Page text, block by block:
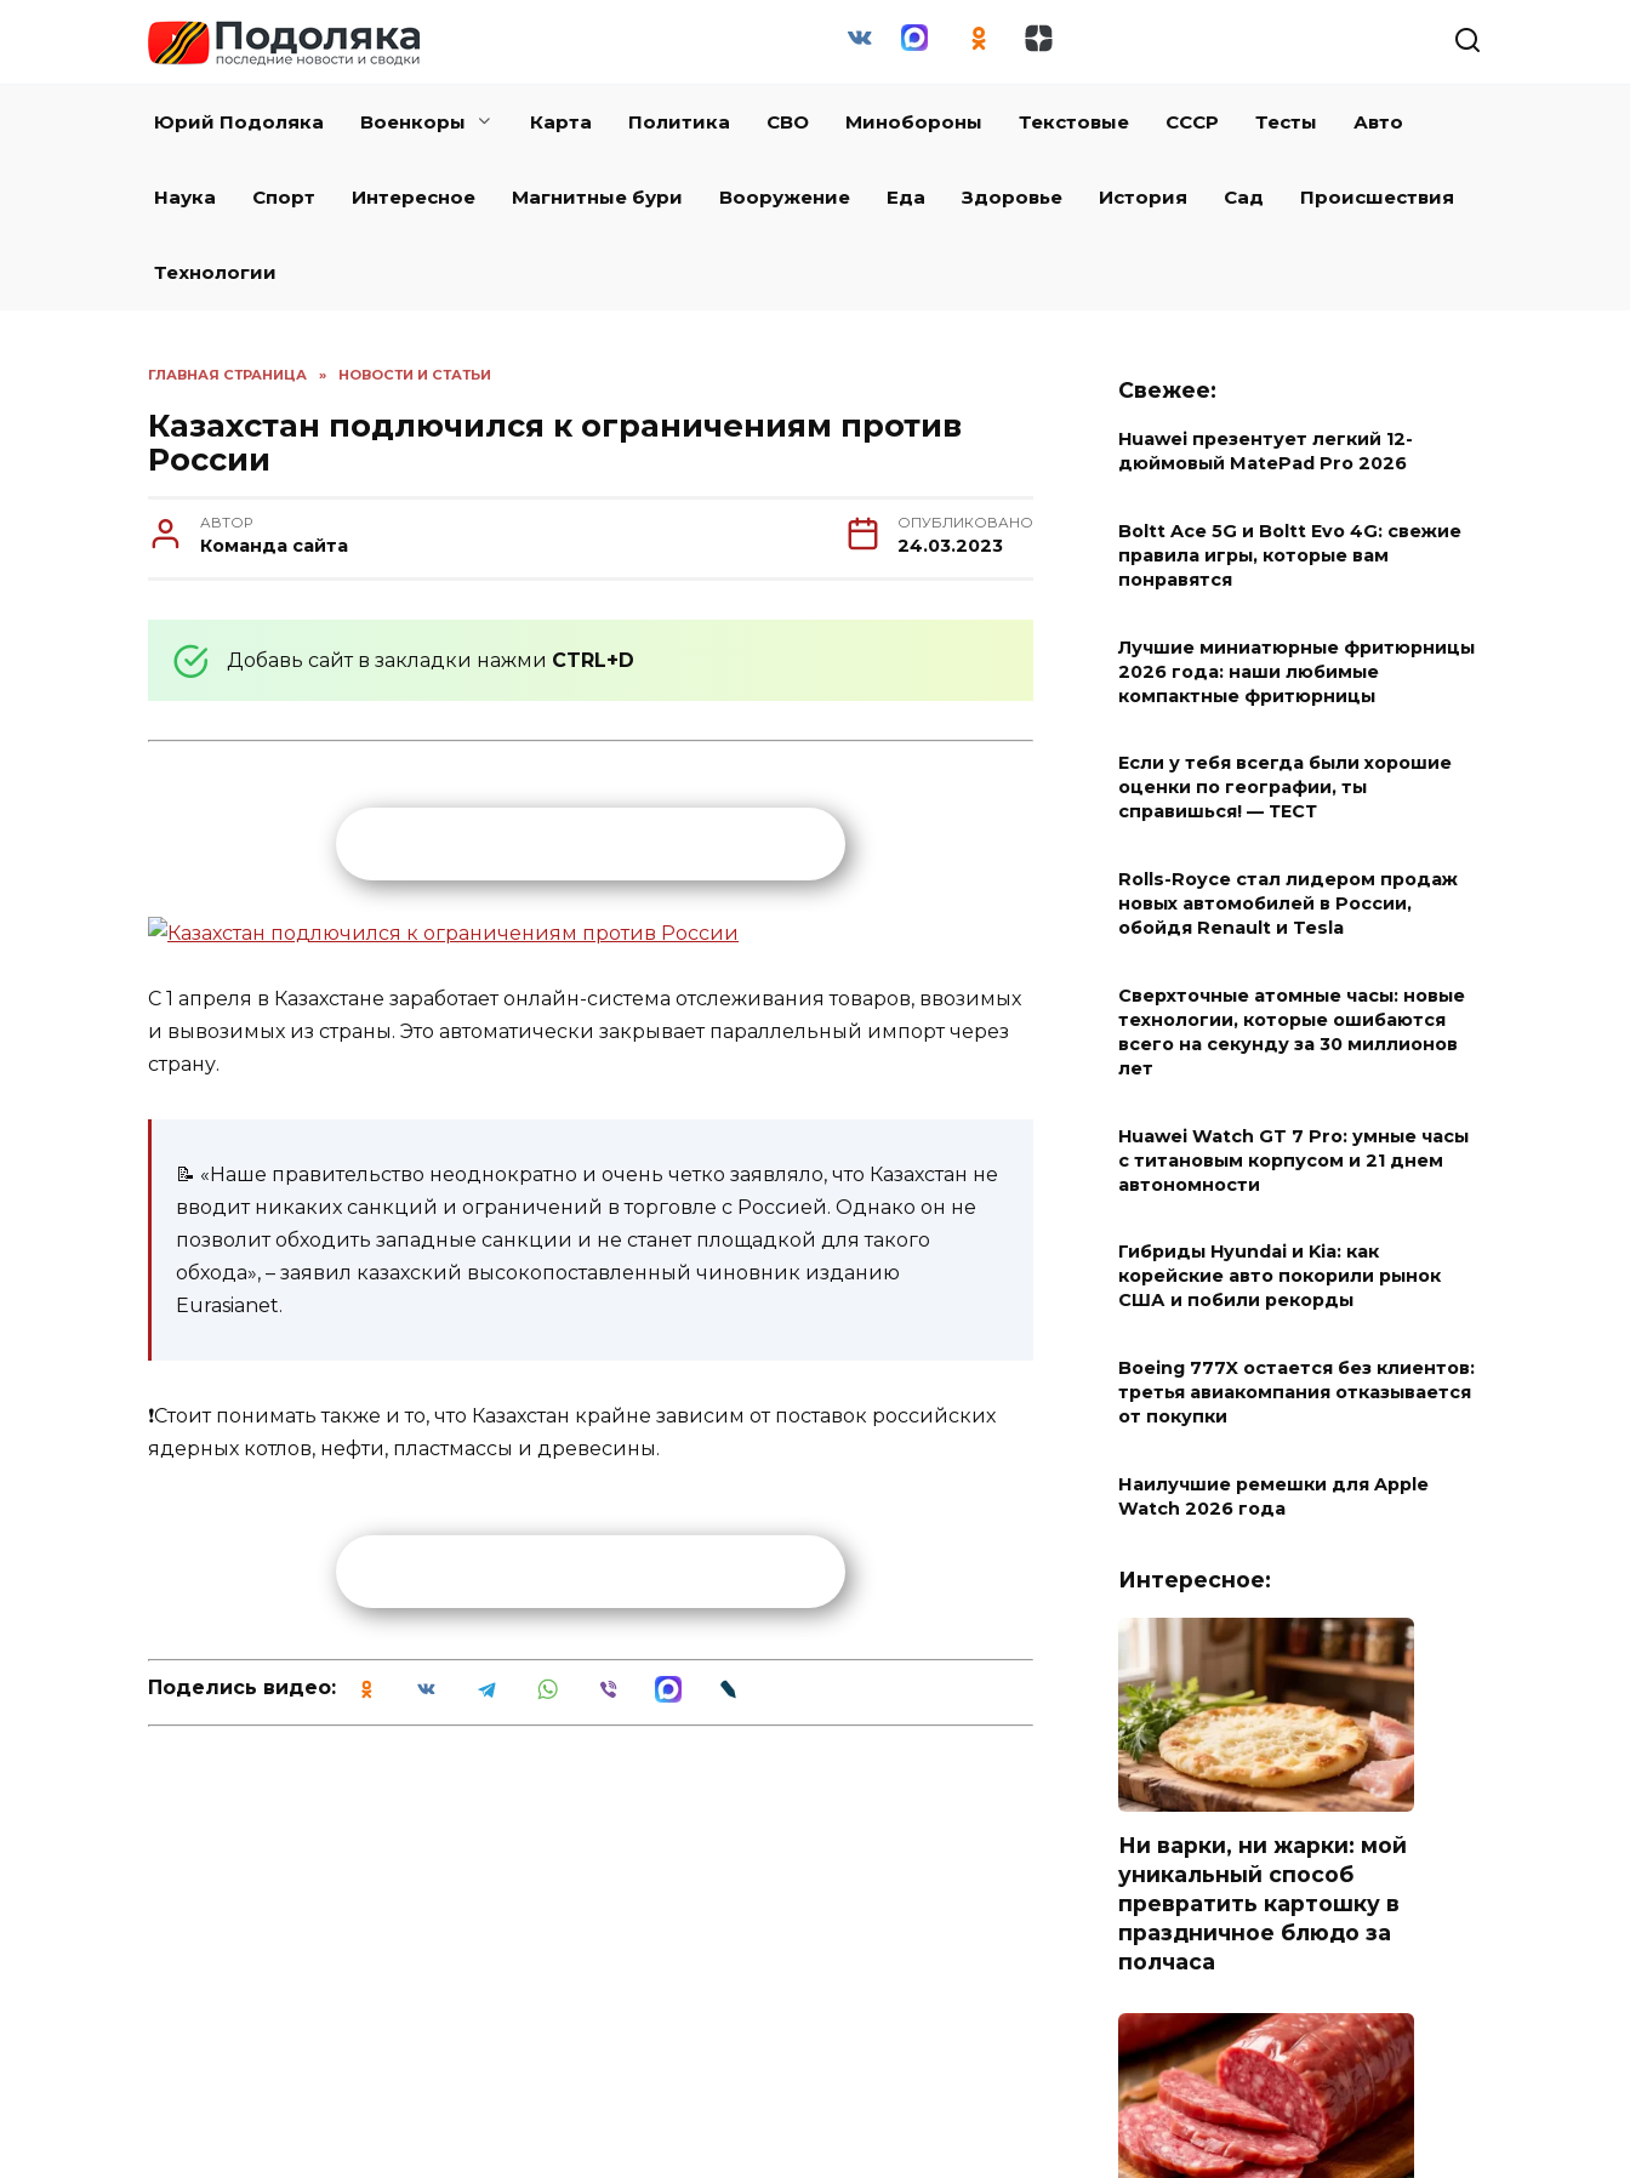
Юрий Подоляка Военкоры Карта Политика СВО Минобороны Текстовые СССР Тесты Авто
Наука Спорт Интересное Магнитные бури Вооружение Еда Здоровье История Сад Происшествия
Технологии
ГЛАВНАЯ СТРАНИЦА » НОВОСТИ И СТАТЬИ
Казахстан подлючился к ограничениям против
России
АВТОР
Команда сайта
ОПУБЛИКОВАНО
24.03.2023
Добавь сайт в закладки нажми CTRL+D
С 1 апреля в Казахстане заработает онлайн-система отслеживания товаров, ввозимых
и вывозимых из страны. Это автоматически закрывает параллельный импорт через
страну.
📝 «Наше правительство неоднократно и очень четко заявляло, что Казахстан не
вводит никаких санкций и ограничений в торговле с Россией. Однако он не
позволит обходить западные санкции и не станет площадкой для такого
обхода», – заявил казахский высокопоставленный чиновник изданию
Eurasianet.
❗️Стоит понимать также и то, что Казахстан крайне зависим от поставок российских
ядерных котлов, нефти, пластмассы и древесины.
Поделись видео:
Свежее:
Huawei презентует легкий 12-
дюймовый MatePad Pro 2026
Boltt Ace 5G и Boltt Evo 4G: свежие
правила игры, которые вам
понравятся
Лучшие миниатюрные фритюрницы
2026 года: наши любимые
компактные фритюрницы
Если у тебя всегда были хорошие
оценки по географии, ты
справишься! — ТЕСТ
Rolls-Royce стал лидером продаж
новых автомобилей в России,
обойдя Renault и Tesla
Сверхточные атомные часы: новые
технологии, которые ошибаются
всего на секунду за 30 миллионов
лет
Huawei Watch GT 7 Pro: умные часы
с титановым корпусом и 21 днем
автономности
Гибриды Hyundai и Kia: как
корейские авто покорили рынок
США и побили рекорды
Boeing 777X остается без клиентов:
третья авиакомпания отказывается
от покупки
Наилучшие ремешки для Apple
Watch 2026 года
Интересное:
Ни варки, ни жарки: мой
уникальный способ
превратить картошку в
праздничное блюдо за
полчаса